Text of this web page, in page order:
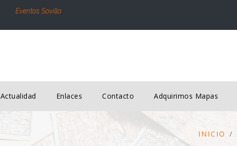
Eventos Sovilla
Actualidad Enlaces Contacto Adquirimos Mapas
INICIO